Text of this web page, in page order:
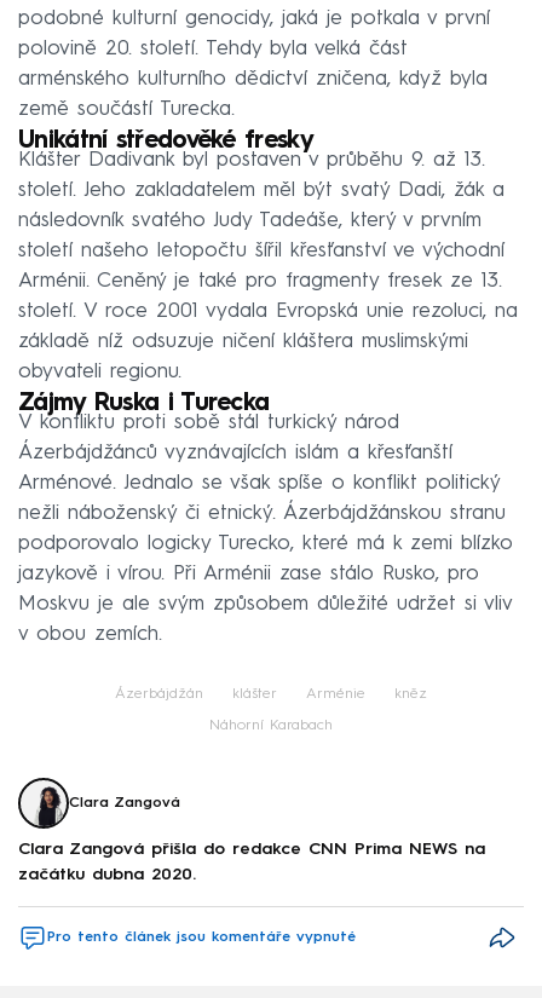
podobné kulturní genocidy, jaká je potkala v první
polovině 20. století. Tehdy byla velká část
arménského kulturního dědictví zničena, když byla
země součástí Turecka.
Unikátní středověké fresky
Klášter Dadivank byl postaven v průběhu 9. až 13.
století. Jeho zakladatelem měl být svatý Dadi, žák a
následovník svatého Judy Tadeáše, který v prvním
století našeho letopočtu šířil křesťanství ve východní
Arménii. Ceněný je také pro fragmenty fresek ze 13.
století. V roce 2001 vydala Evropská unie rezoluci, na
základě níž odsuzuje ničení kláštera muslimskými
obyvateli regionu.
Zájmy Ruska i Turecka
V konfliktu proti sobě stál turkický národ
Ázerbájdžánců vyznávajících islám a křesťanští
Arménové. Jednalo se však spíše o konflikt politický
nežli náboženský či etnický. Ázerbájdžánskou stranu
podporovalo logicky Turecko, které má k zemi blízko
jazykově i vírou. Při Arménii zase stálo Rusko, pro
Moskvu je ale svým způsobem důležité udržet si vliv
v obou zemích.
Ázerbájdžán klášter Arménie kněz
Náhorní Karabach
Clara Zangová
Clara Zangová přišla do redakce CNN Prima NEWS na
začátku dubna 2020.
Pro tento článek jsou komentáře vypnuté